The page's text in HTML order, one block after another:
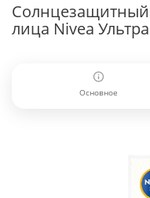
лица Nivea
Основное